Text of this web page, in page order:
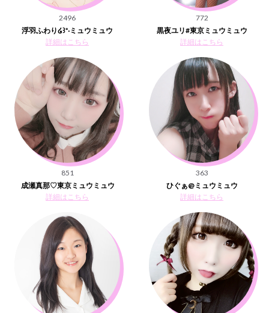
2496
浮羽ふわり໒꒱⁺‧ミュウミュウ
詳細はこちら
772
黒夜ユリ#東京ミュウミュウ
詳細はこちら
851
成瀬真那♡東京ミュウミュウ
詳細はこちら
363
ひぐぁ@ミュウミュウ
詳細はこちら